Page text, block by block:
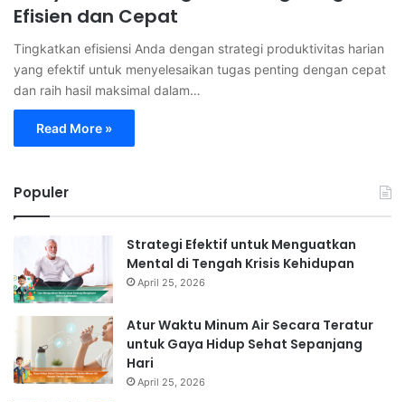
Efisien dan Cepat
Tingkatkan efisiensi Anda dengan strategi produktivitas harian
yang efektif untuk menyelesaikan tugas penting dengan cepat
dan raih hasil maksimal dalam…
Read More »
Populer
Strategi Efektif untuk Menguatkan
Mental di Tengah Krisis Kehidupan
April 25, 2026
Atur Waktu Minum Air Secara Teratur
untuk Gaya Hidup Sehat Sepanjang
Hari
April 25, 2026